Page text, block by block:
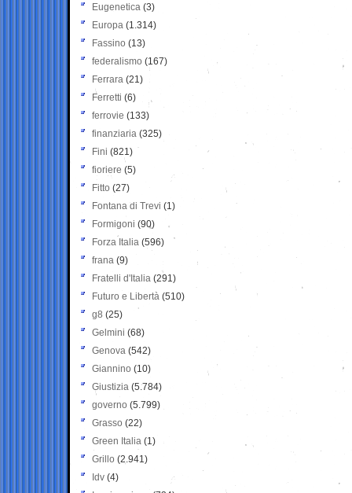
Eugenetica (3)
Europa (1.314)
Fassino (13)
federalismo (167)
Ferrara (21)
Ferretti (6)
ferrovie (133)
finanziaria (325)
Fini (821)
fioriere (5)
Fitto (27)
Fontana di Trevi (1)
Formigoni (90)
Forza Italia (596)
frana (9)
Fratelli d'Italia (291)
Futuro e Libertà (510)
g8 (25)
Gelmini (68)
Genova (542)
Giannino (10)
Giustizia (5.784)
governo (5.799)
Grasso (22)
Green Italia (1)
Grillo (2.941)
Idv (4)